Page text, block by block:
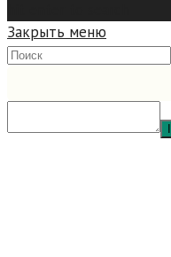
Закрыть меню